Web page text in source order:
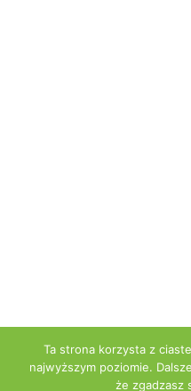
Ta strona korzysta z
najwyższym poziomie.
że zgadzasz